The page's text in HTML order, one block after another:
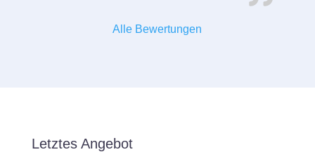
Alle Bewertungen
Letztes Angebot